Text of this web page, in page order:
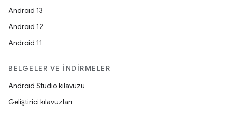
Android 13
Android 12
Android 11
BELGELER VE İNDIRMELER
Android Studio kılavuzu
Geliştirici kılavuzları